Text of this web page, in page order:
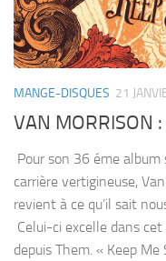
MANGE-DISQUES 21
VAN MORRISON
Pour son 36 éme album
carrière vertigineuse,
revient à ce qu’il sait
Celui-ci excelle dans
depuis Them. « Keep